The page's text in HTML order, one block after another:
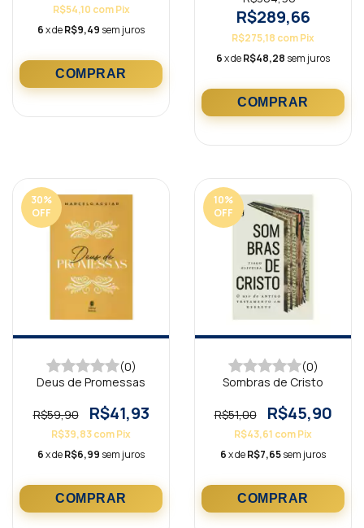
R$54,10 com Pix
6x deR$9,49 sem juros
R$289,66
R$275,18 comPix
6x deR$48,28 sem juros
30%
OFF
(0)
Deus de Promessas
R$59,90 R$41,93
R$39,83comPix
6x deR$6,99 sem juros
10%
OFF
(0)
Sombras de Cristo
R$51,00 R$45,90
R$43,61 comPix
6x deR$7,65sem juros